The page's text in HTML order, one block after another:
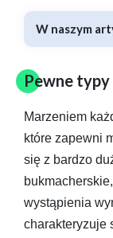
W naszym
Pewne
Marzeniem
które zapewni
się z bardzo
wystąpienia
charakteryzuje